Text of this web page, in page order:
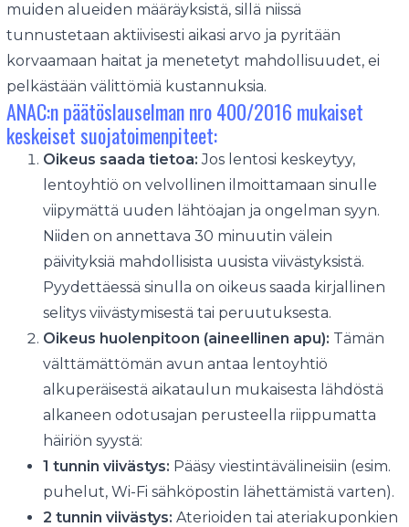
muiden alueiden määräyksistä, sillä niissä
tunnustetaan aktiivisesti aikasi arvo ja pyritään
korvaamaan haitat ja menetetyt mahdollisuudet, ei
pelkästään välittömiä kustannuksia.
ANAC:n päätöslauselman nro 400/2016 mukaiset
keskeiset suojatoimenpiteet:
Oikeus saada tietoa: Jos lentosi keskeytyy,
lentoyhtiö on velvollinen ilmoittamaan sinulle
viipymättä uuden lähtöajan ja ongelman syyn.
Niiden on annettava 30 minuutin välein
päivityksiä mahdollisista uusista viivästyksistä.
Pyydettäessä sinulla on oikeus saada kirjallinen
selitys viivästymisestä tai peruutuksesta.
Oikeus huolenpitoon (aineellinen apu): Tämän
välttämättömän avun antaa lentoyhtiö
alkuperäisestä aikataulun mukaisesta lähdöstä
alkaneen odotusajan perusteella riippumatta
häiriön syystä:
1 tunnin viivästys: Pääsy viestintävälineisiin (esim.
puhelut, Wi-Fi sähköpostin lähettämistä varten).
2 tunnin viivästys: Aterioiden tai ateriakuponkien